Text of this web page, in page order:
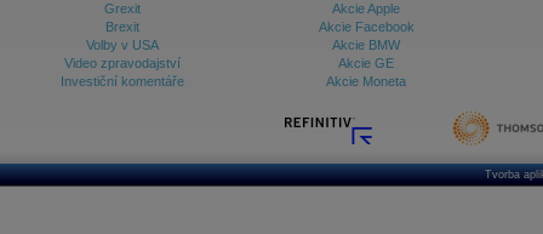
Grexit
Brexit
Volby v USA
Video zpravodajství
Investiční komentáře
Akcie Apple
Akcie Facebook
Akcie BMW
Akcie GE
Akcie Moneta
Tvorba